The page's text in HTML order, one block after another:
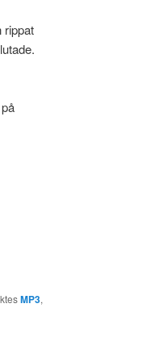
rippat
MP3,